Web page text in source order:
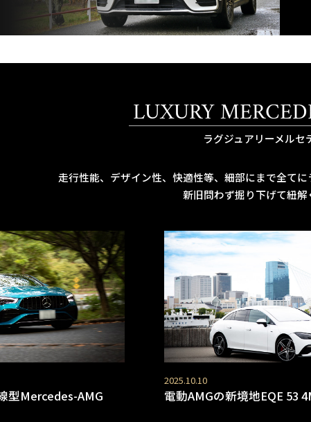
LUXURY
ラグジュアリーメルセ
走行性能、デザイン性、快適性等、細部にまで全てに
新旧問わず掘り下げて紐解
型Mercedes-AMG
2025.10.10
電動AMGの新境地EQE 53